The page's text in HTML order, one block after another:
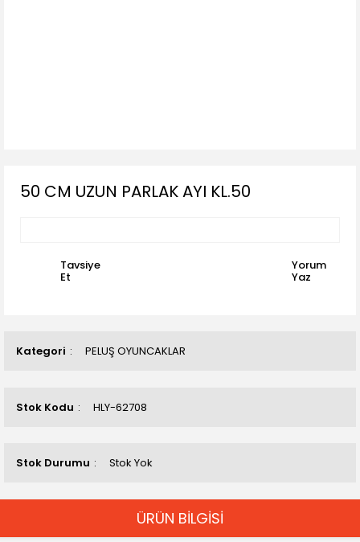
Kategori PELUŞ OYUNCAKLAR
Stok Kodu HLY-62708
Stok Durumu Stok Yok
50 CM UZUN PARLAK AYI KL.50
Tavsiye
Et
Yorum
Yaz
ÜRÜN BİLGİSİ